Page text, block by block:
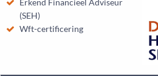
Erkend Financieel Adviseur
(SEH)
Wft-certificering